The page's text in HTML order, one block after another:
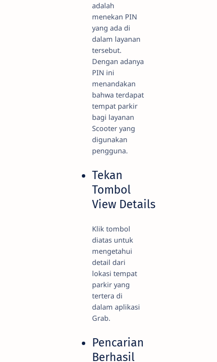
adalah
menekan PIN
yang ada di
dalam layanan
tersebut.
Dengan adanya
PIN ini
menandakan
bahwa terdapat
tempat parkir
bagi layanan
Scooter yang
digunakan
pengguna.
Tekan
Tombol
View Details
Klik tombol
diatas untuk
mengetahui
detail dari
lokasi tempat
parkir yang
tertera di
dalam aplikasi
Grab.
Pencarian
Berhasil